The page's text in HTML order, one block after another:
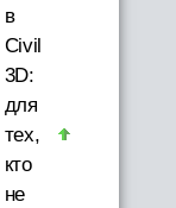
в
Civil
3D:
для
тех,
кто
не